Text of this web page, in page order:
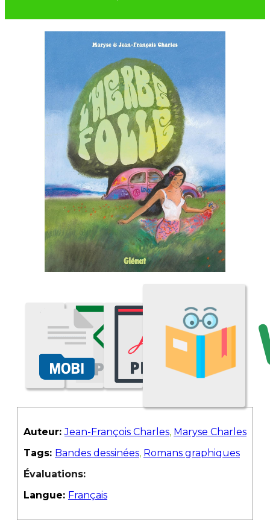
Auteur:Jean-François Charles, Maryse Charles
Tags: Bandes dessinées, Romans graphiques
Évaluations:
Langue: Français